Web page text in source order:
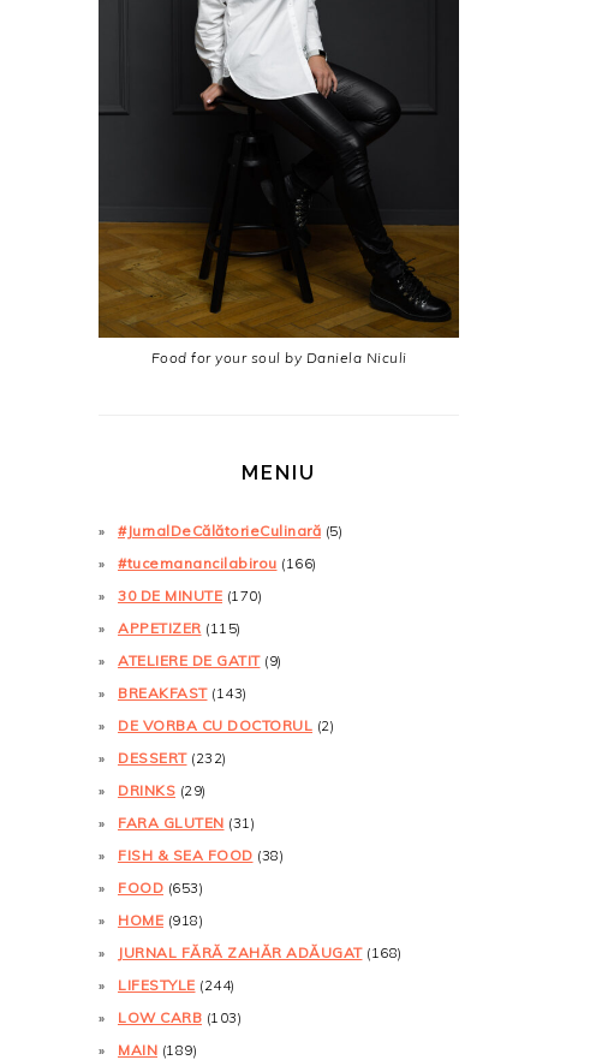
Food for your soul by Daniela Niculi
MENIU
#JurnalDeCălătorieCulinară (5)
#tucemanancilabirou (166)
30 DE MINUTE (170)
APPETIZER (115)
ATELIERE DE GATIT(9)
BREAKFAST(143)
DE VORBA CU DOCTORUL (2)
DESSERT(232)
DRINKS (29)
FARA GLUTEN (31)
FISH & SEA FOOD (38)
FOOD (653)
HOME (918)
JURNAL FĂRĂ ZAHĂR ADĂUGAT(168)
LIFESTYLE (244)
LOW CARB (103)
MAIN (189)